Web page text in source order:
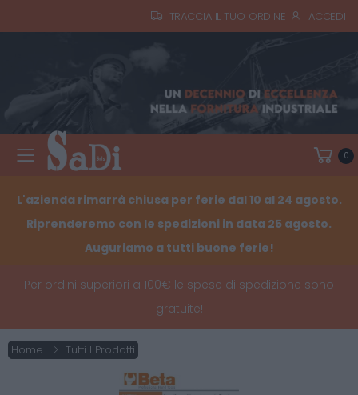
TRACCIA IL TUO ORDINE ACCEDI
Toggle mobile menu 0
L'azienda rimarrà chiusa per ferie dal 10 al 24 agosto.
Riprenderemo con le spedizioni in data 25 agosto.
Auguriamo a tutti buone ferie!
Per ordini superiori a 100€ le spese di spedizione sono
gratuite!
Home Tutti I Prodotti